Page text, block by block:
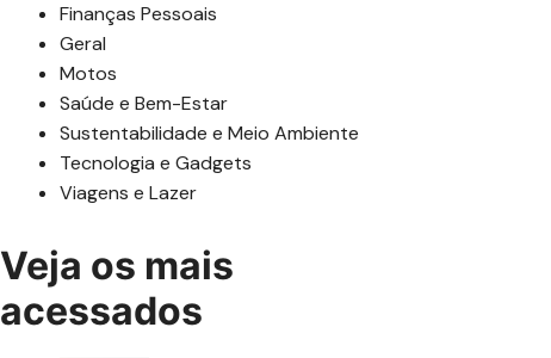
Finanças Pessoais
Geral
Motos
Saúde e Bem-Estar
Sustentabilidade e Meio Ambiente
Tecnologia e Gadgets
Viagens e Lazer
Veja os mais
acessados